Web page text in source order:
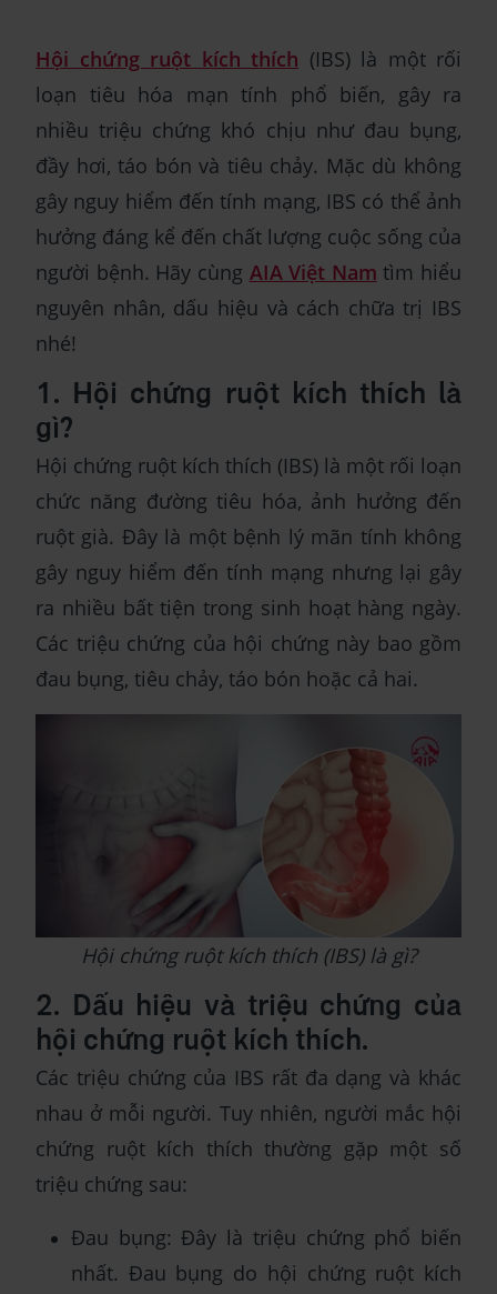
Hội chứng ruột kích thích (IBS) là một rối
loạn tiêu hóa mạn tính phổ biến, gây ra
nhiều triệu chứng khó chịu như đau bụng,
đầy hơi, táo bón và tiêu chảy. Mặc dù không
gây nguy hiểm đến tính mạng, IBS có thể ảnh
hưởng đáng kể đến chất lượng cuộc sống của
người bệnh. Hãy cùng AIA Việt Nam tìm hiểu
nguyên nhân, dấu hiệu và cách chữa trị IBS
nhé!
1. Hội chứng ruột kích thích là
gì?
Hội chứng ruột kích thích (IBS) là một rối loạn
chức năng đường tiêu hóa, ảnh hưởng đến
ruột già. Đây là một bệnh lý mãn tính không
gây nguy hiểm đến tính mạng nhưng lại gây
ra nhiều bất tiện trong sinh hoạt hàng ngày.
Các triệu chứng của hội chứng này bao gồm
đau bụng, tiêu chảy, táo bón hoặc cả hai.
Hội chứng ruột kích thích (IBS) là gì?
2. Dấu hiệu và triệu chứng của
hội chứng ruột kích thích.
Các triệu chứng của IBS rất đa dạng và khác
nhau ở mỗi người. Tuy nhiên, người mắc hội
chứng ruột kích thích thường gặp một số
triệu chứng sau:
Đau bụng: Đây là triệu chứng phổ biến
nhất. Đau bụng do hội chứng ruột kích